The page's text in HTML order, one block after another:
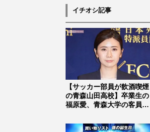
イチオシ記事
【サッカー部員が飲酒喫煙
の青森山田高校】卒業生の
福原愛、青森大学の客員准